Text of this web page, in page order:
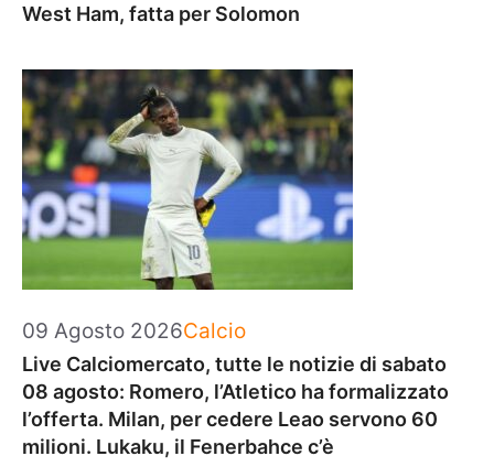
West Ham, fatta per Solomon
09 Agosto 2026Categorie
Calcio
Live Calciomercato, tutte le notizie di sabato
08 agosto: Romero, l’Atletico ha formalizzato
l’offerta. Milan, per cedere Leao servono 60
milioni. Lukaku, il Fenerbahce c’è